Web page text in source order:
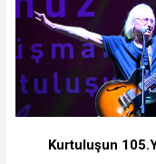
Kurtuluşun